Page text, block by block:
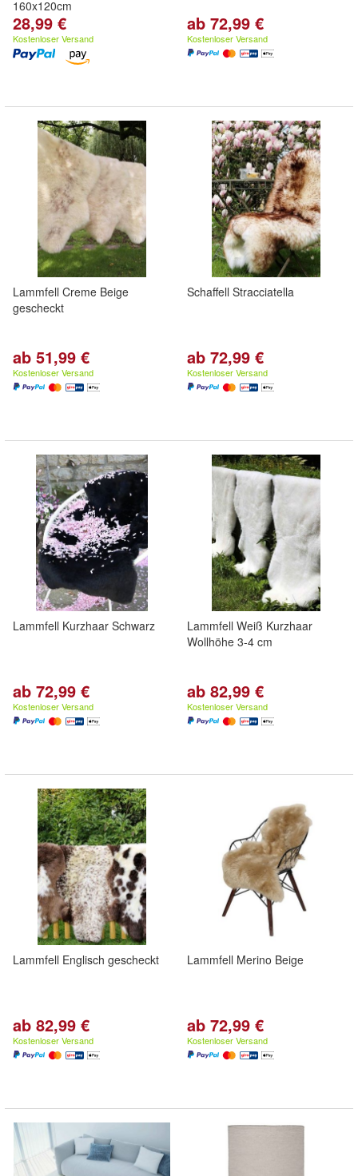
160x120cm
28,99 €
Kostenloser Versand
ab 72,99 €
Kostenloser Versand
Lammfell Creme Beige
gescheckt
ab 51,99 €
Kostenloser Versand
Schaffell Stracciatella
ab 72,99 €
Kostenloser Versand
Lammfell Kurzhaar Schwarz
ab 72,99 €
Kostenloser Versand
Lammfell Weiß Kurzhaar
Wollhöhe 3-4 cm
ab 82,99 €
Kostenloser Versand
Lammfell Englisch gescheckt
ab 82,99 €
Kostenloser Versand
Lammfell Merino Beige
ab 72,99 €
Kostenloser Versand